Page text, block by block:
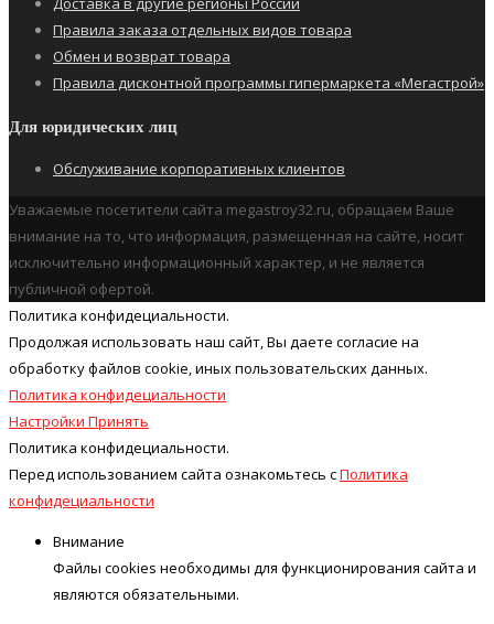
Правила заказа отдельных видов товара
Обмен и возврат товара
Правила дисконтной программы гипермаркета «Мегастрой»
Для юридических лиц
Обслуживание корпоративных клиентов
Уважаемые посетители сайта megastroy32.ru, обращаем Ваше
внимание на то, что информация, размещенная на сайте, носит
исключительно информационный характер, и не является
публичной офертой.
Политика конфидециальности.
Продолжая использовать наш cайт, Вы даете согласие на
обработку файлов cookie, иных пользовательских данных.
Политика конфидециальности
Настройки Принять
Политика конфидециальности.
Перед использованием сайта ознакомьтесь сПолитика
конфидециальности
Внимание
Файлы cookies необходимы для функционирования сайта и
являются обязательными.